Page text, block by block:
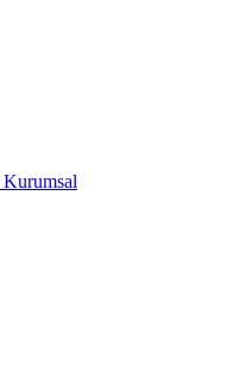
Kurumsal